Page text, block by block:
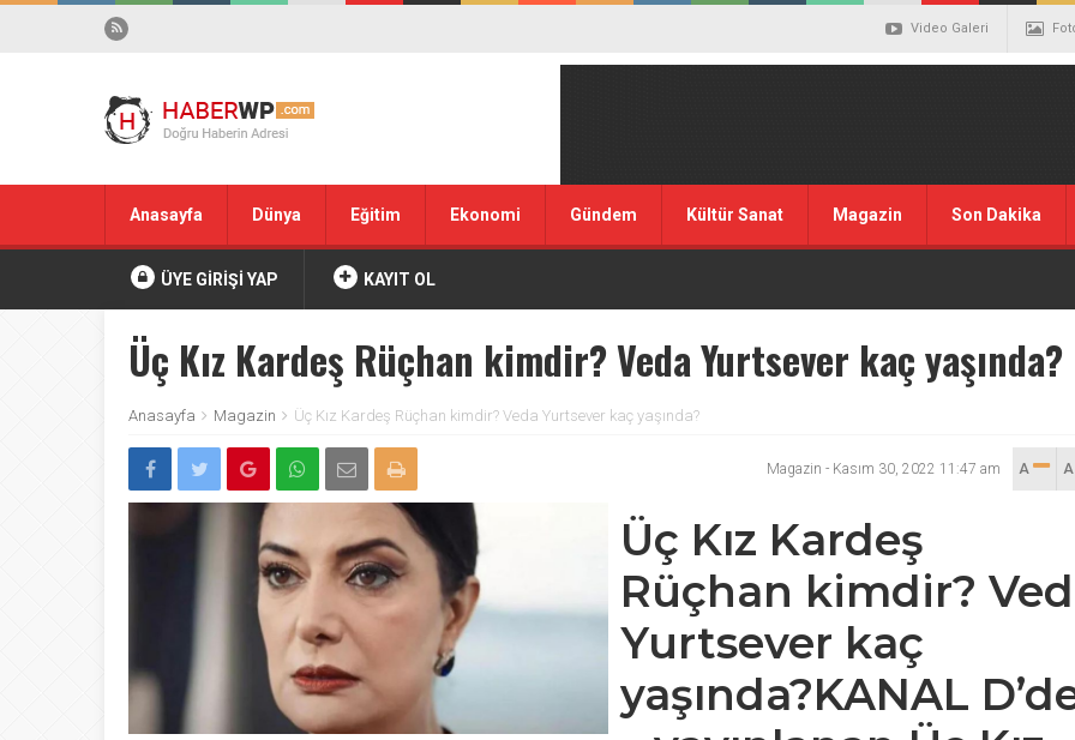
Video Galeri
Anasayfa Dünya Eğitim Ekonomi Gündem Kültür Sanat Magazin Son Dakika
ÜYE GİRİŞİ YAP KAYIT OL
Üç Kız Kardeş Rüçhan kimdir? Veda Yurtsever kaç yaşında?
Anasayfa Magazin Üç Kız Kardeş Rüçhan kimdir? Veda Yurtsever kaç yaşında?
Magazin - Kasım 30, 2022 11:47 am A
Üç Kız Kardeş
Rüçhan kimdir?
Yurtsever kaç
yaşında?KANAL